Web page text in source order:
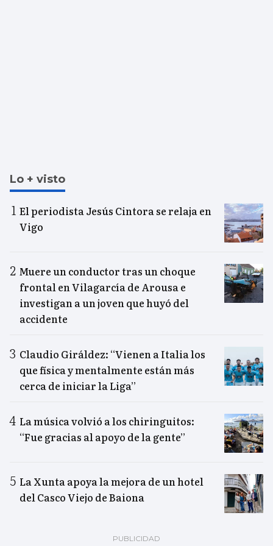
Lo + visto
El periodista Jesús Cintora se relaja en
Vigo
Muere un conductor tras un choque
frontal en Vilagarcía de Arousa e
investigan a un joven que huyó del
accidente
Claudio Giráldez: “Vienen a Italia los
que física y mentalmente están más
cerca de iniciar la Liga”
La música volvió a los chiringuitos:
“Fue gracias al apoyo de la gente”
La Xunta apoya la mejora de un hotel
del Casco Viejo de Baiona